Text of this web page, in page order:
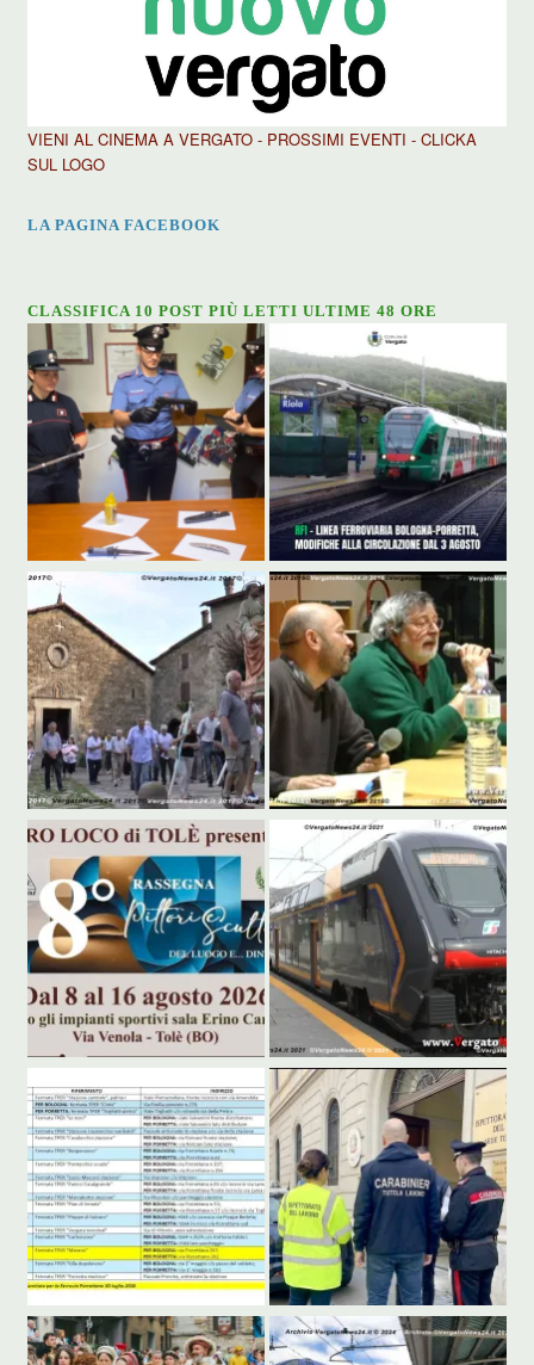
VIENI AL CINEMA A VERGATO - PROSSIMI EVENTI - CLICKA
SUL LOGO
LA PAGINA FACEBOOK
CLASSIFICA 10 POST PIÙ LETTI ULTIME 48 ORE